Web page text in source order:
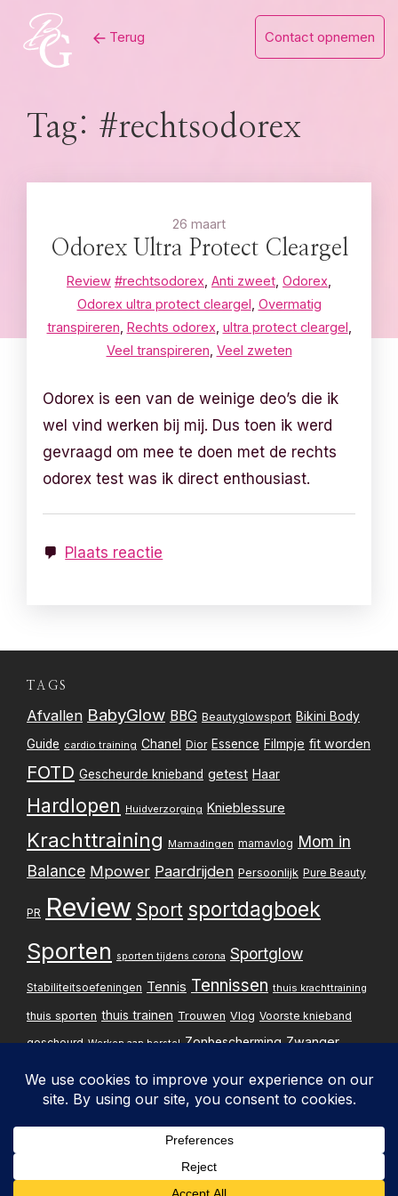
content
Terug Contact opnemen
Tag: #rechtsodorex
26 maart
Odorex Ultra Protect Cleargel
Review #rechtsodorex Anti zweet Odorex
Odorex ultra protect cleargel Overmatig
transpireren Rechts odorex ultra protect cleargel
Veel transpireren Veel zweten
Odorex is een van de weinige deo’s die ik
wel vind werken bij mij. Dus toen ik werd
gevraagd om mee te doen met de rechts
odorex test was ik direct enthousiast.
Plaats reactie
TAGS
Afvallen BabyGlow BBG Beautyglowsport Bikini Body
Guide cardio training Chanel Dior Essence Filmpje fit worden
FOTD Gescheurde knieband getest Haar
Hardlopen Huidverzorging Knieblessure
Krachttraining Mamadingen mamavlog Mom in
Balance Mpower Paardrijden Persoonlijk Pure Beauty
PR Review Sport sportdagboek
Sporten sporten tijdens corona Sportglow
Stabiliteitsoefeningen Tennis Tennissen thuis krachttraining
thuis sporten thuis trainen Trouwen Vlog Voorste knieband
gescheurd Werken aan herstel Zonbescherming Zwanger
d
Pxperfect